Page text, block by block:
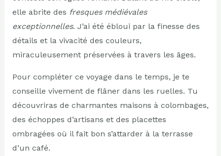
elle abrite des fresques médiévales
exceptionnelles. J’ai été ébloui par la finesse des
détails et la vivacité des couleurs,
miraculeusement préservées à travers les âges.
Pour compléter ce voyage dans le temps, je te
conseille vivement de flâner dans les ruelles. Tu
découvriras de charmantes maisons à colombages,
des échoppes d’artisans et des placettes
ombragées où il fait bon s’attarder à la terrasse
d’un café.